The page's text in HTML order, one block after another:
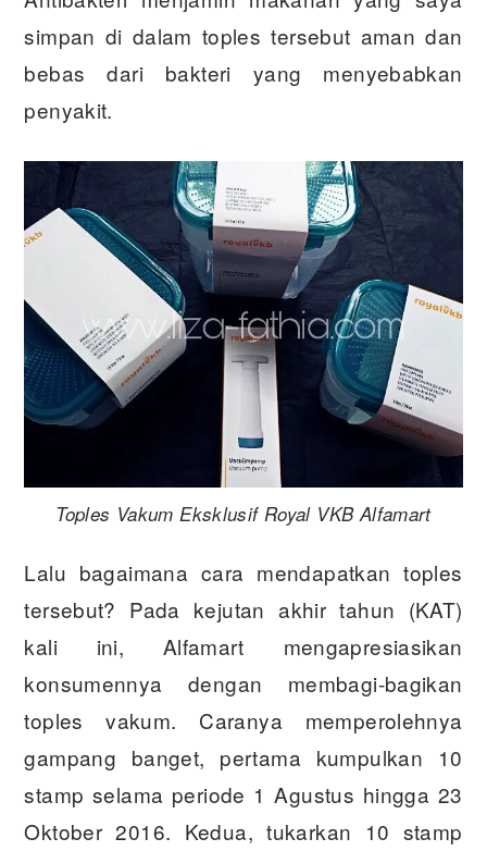
simpan di dalam toples tersebut aman dan
bebas dari bakteri yang menyebabkan
penyakit.
Toples Vakum Eksklusif Royal VKB Alfamart
Lalu bagaimana cara mendapatkan toples
tersebut? Pada kejutan akhir tahun (KAT)
kali ini, Alfamart mengapresiasikan
konsumennya dengan membagi-bagikan
toples vakum. Caranya memperolehnya
gampang banget, pertama kumpulkan 10
stamp selama periode 1 Agustus hingga 23
Oktober 2016. Kedua, tukarkan 10 stamp